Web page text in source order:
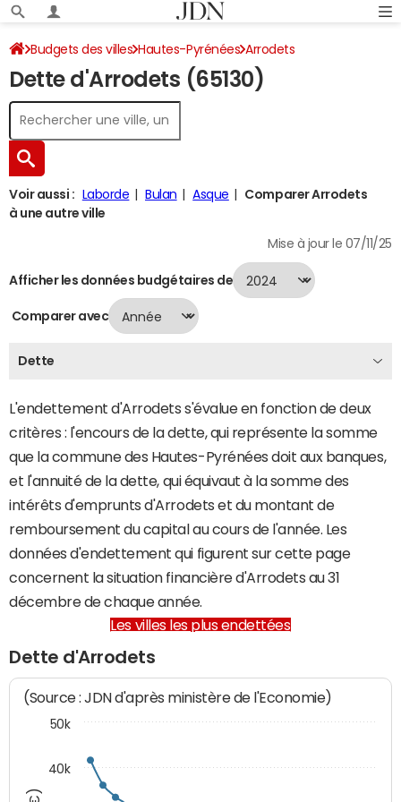
Budgets des villes Hautes-Pyrénées Arrodets
Dette au 31/12/2024
Dette d'Arrodets (65130)
Voir aussi : Laborde Bulan Asque
Comparer Arrodets
à une autre ville
Mise à jour le 07/11/25
Afficher les données budgétaires de
Comparer avec
Dette
L'endettement d'Arrodets s'évalue en fonction de deux
critères : l'encours de la dette, qui représente la somme
que la commune des Hautes-Pyrénées doit aux banques,
et l'annuité de la dette, qui équivaut à la somme des
intérêts d'emprunts d'Arrodets et du montant de
remboursement du capital au cours de l'année. Les
données d'endettement qui figurent sur cette page
concernent la situation financière d'Arrodets au 31
décembre de chaque année.
Les villes les plus endettées
Dette d'Arrodets
(Source : JDN d'après ministère de l'Economie)
40k
50k